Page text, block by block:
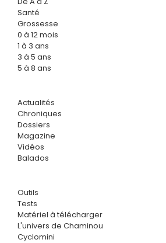
Santé
Grossesse
0 à 12 mois
1 à 3 ans
3 à 5 ans
5 à 8 ans
Actualités
Chroniques
Dossiers
Magazine
Vidéos
Balados
Outils
Tests
Matériel à télécharger
L'univers de Chaminou
Cyclomini